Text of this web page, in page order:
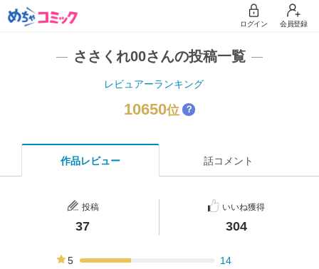
ログイン 会員登録
ささくれ00さんの投稿一覧
レビュアーランキング
10650位 ？
作品レビュー 話コメント
投稿
37
いいね獲得
304
5
14